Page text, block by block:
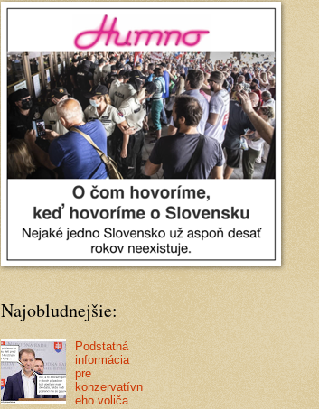
Najobludnejšie:
Podstatná
informácia
pre
konzervatívn
eho voliča